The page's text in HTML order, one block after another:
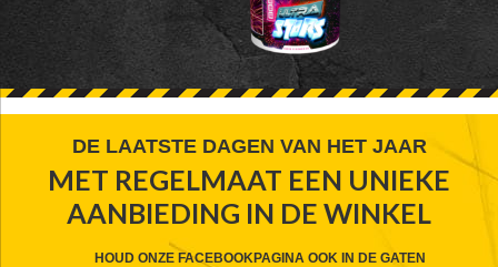
FOOTER
WIDGET
HEADER
DE LAATSTE DAGEN VAN HET JAAR
MET REGELMAAT EEN UNIEKE
AANBIEDING IN DE WINKEL
HOUD ONZE FACEBOOKPAGINA OOK IN DE GATEN